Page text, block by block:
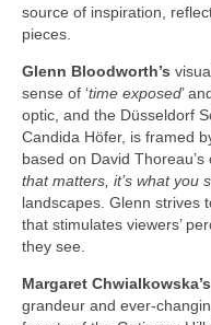
source of inspiration,
pieces.
Glenn Bloodworth’s
sense of ‘time exposed’
optic, and the Düsseldorf
Candida Höfer, is framed
based on David Thoreau’s
that matters, it’s what you
landscapes. Glenn strives
that stimulates viewers’
they see.
Margaret Chwialkowska’s
grandeur and ever-